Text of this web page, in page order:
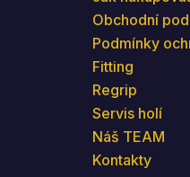
Obchodní
Podmínky
Fitting
Regrip
Servis holí
Náš TEAM
Kontakty